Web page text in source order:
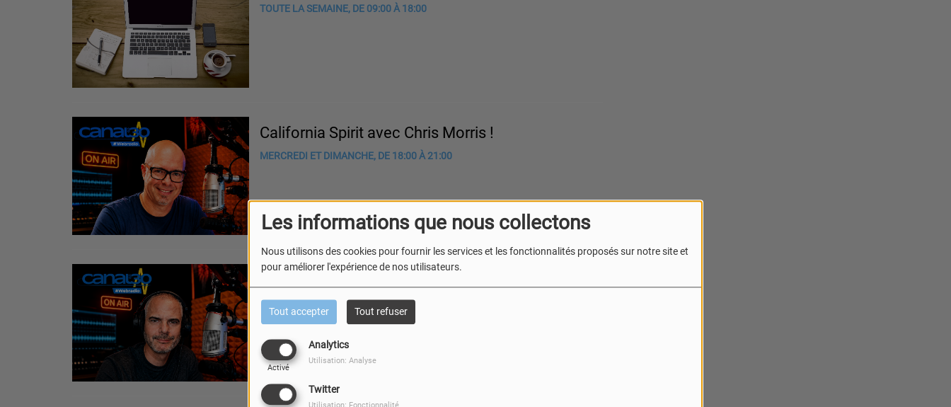
Les informations que nous collectons
Nous utilisons des cookies pour fournir les services et les fonctionnalités proposés sur notre site et
pour améliorer l'expérience de nos utilisateurs.
Tout accepter Tout refuser
Analytics
Activé
Utilisation: Analyse
Twitter
TOUTE LA SEMAINE, DE 09:00 À 18:00
California Spirit avec Chris Morris !
MERCREDI ET DIMANCHE, DE 18:00 À 21:00
MARDI ET SAMEDI, DE 20:00 À 21:00